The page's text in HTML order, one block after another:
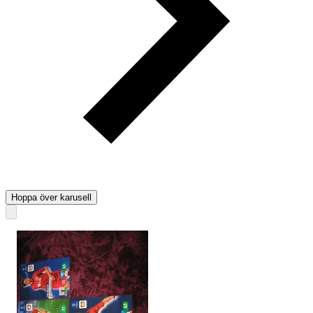
Hoppa över karusell